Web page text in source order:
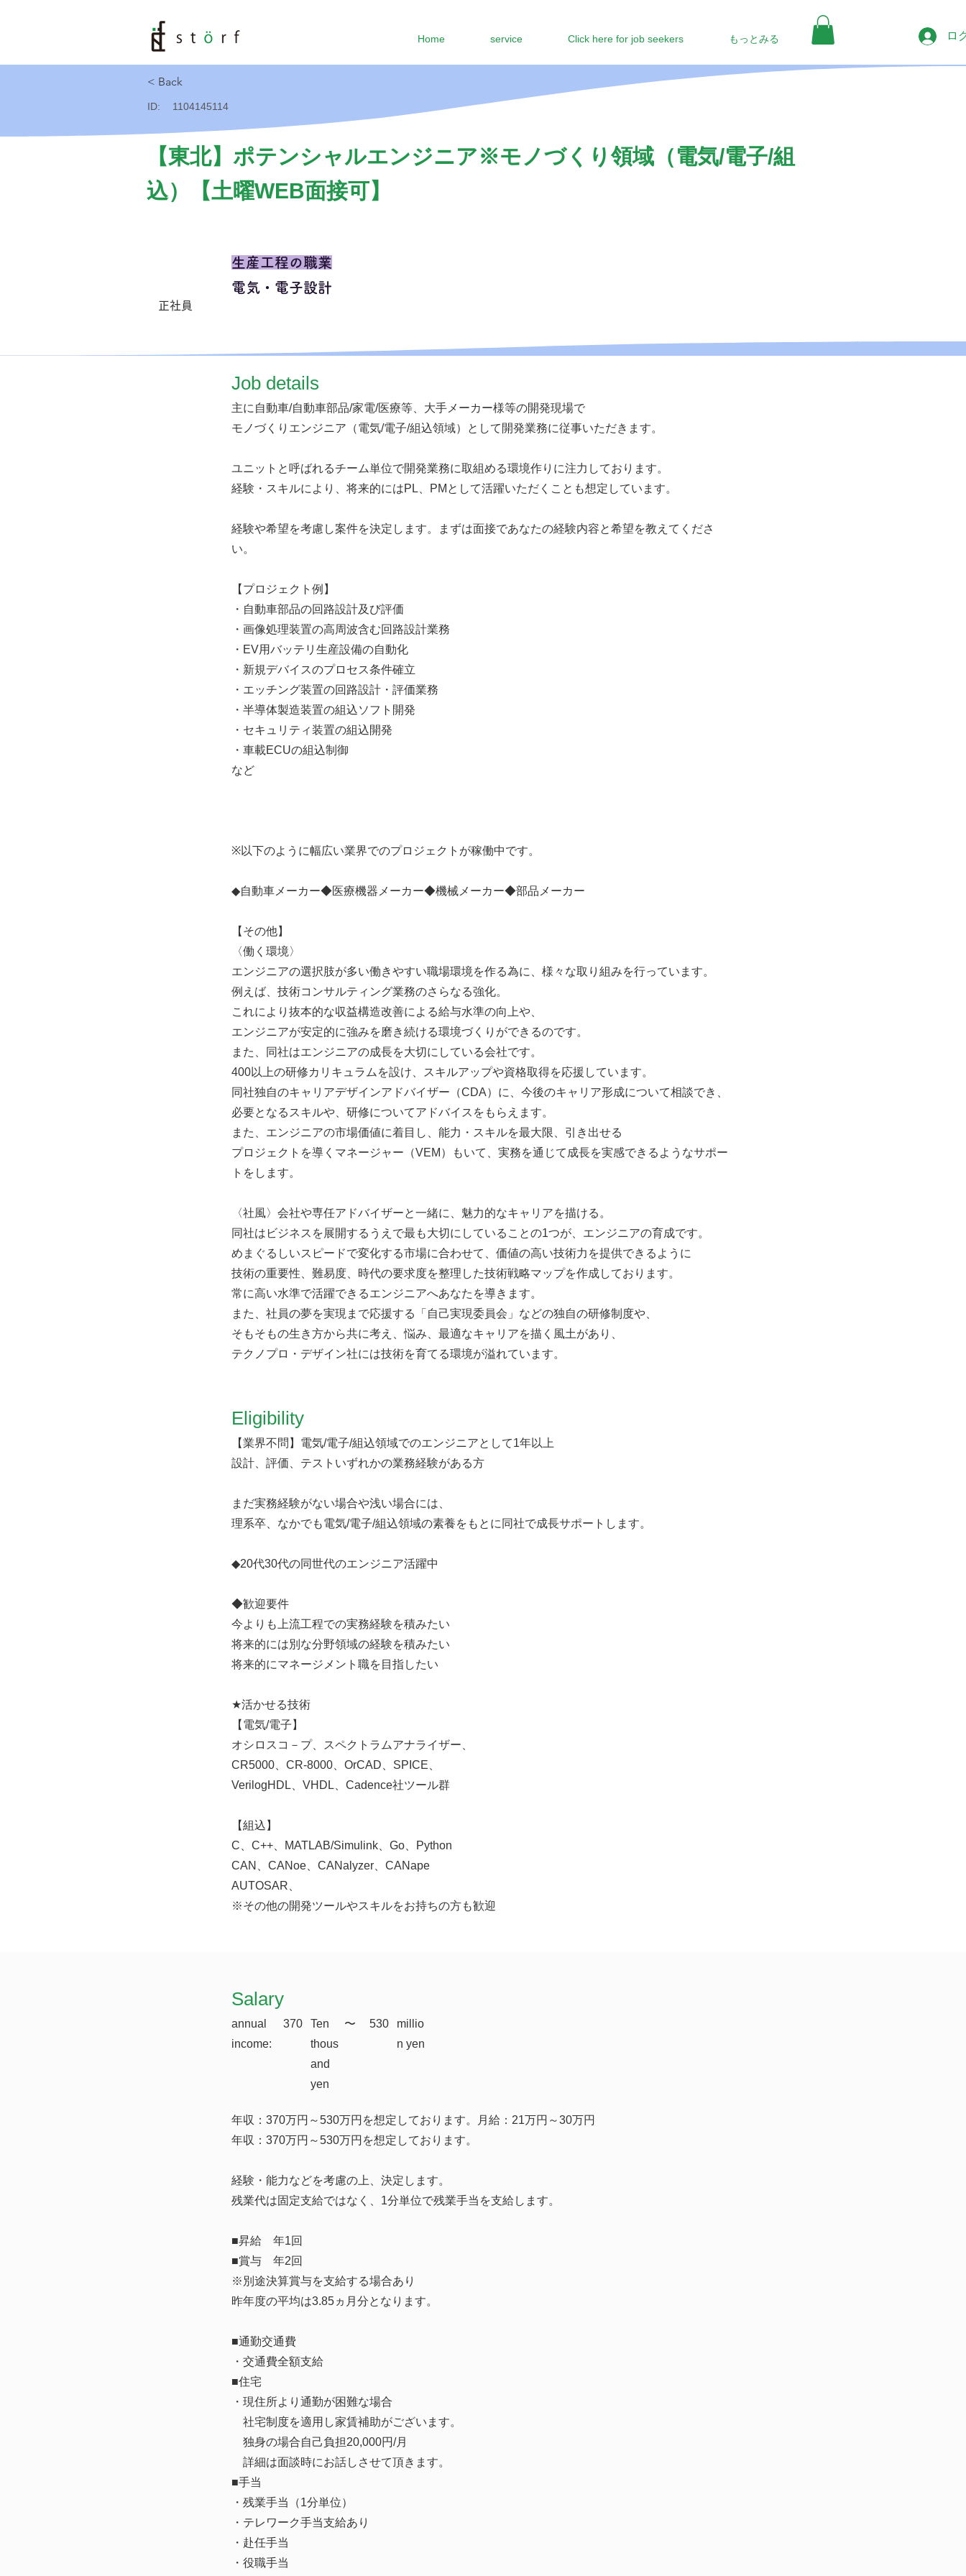
Home service Click here for job seekers もっとみる ロ
< Back
ID: 1104145114
【東北】ポテンシャルエンジニア※モノづくり領域（電気/電子/組
込）【土曜WEB面接可】
正社員
生産工程の職業
電気・電子設計
​Job details
主に自動車/自動車部品/家電/医療等、大手メーカー様等の開発現場で
モノづくりエンジニア（電気/電子/組込領域）として開発業務に従事いただきます。
ユニットと呼ばれるチーム単位で開発業務に取組める環境作りに注力しております。
経験・スキルにより、将来的にはPL、PMとして活躍いただくことも想定しています。
経験や希望を考慮し案件を決定します。まずは面接であなたの経験内容と希望を教えてくださ
い。
【プロジェクト例】
・自動車部品の回路設計及び評価
・画像処理装置の高周波含む回路設計業務
・EV用バッテリ生産設備の自動化
・新規デバイスのプロセス条件確立
・エッチング装置の回路設計・評価業務
・半導体製造装置の組込ソフト開発
・セキュリティ装置の組込開発
・車載ECUの組込制御
など
※以下のように幅広い業界でのプロジェクトが稼働中です。
◆自動車メーカー◆医療機器メーカー◆機械メーカー◆部品メーカー
【その他】
〈働く環境〉
エンジニアの選択肢が多い働きやすい職場環境を作る為に、様々な取り組みを行っています。
例えば、技術コンサルティング業務のさらなる強化。
これにより抜本的な収益構造改善による給与水準の向上や、
エンジニアが安定的に強みを磨き続ける環境づくりができるのです。
また、同社はエンジニアの成長を大切にしている会社です。
400以上の研修カリキュラムを設け、スキルアップや資格取得を応援しています。
同社独自のキャリアデザインアドバイザー（CDA）に、今後のキャリア形成について相談でき、
必要となるスキルや、研修についてアドバイスをもらえます。
また、エンジニアの市場価値に着目し、能力・スキルを最大限、引き出せる
プロジェクトを導くマネージャー（VEM）もいて、実務を通じて成長を実感できるようなサポー
トをします。
〈社風〉会社や専任アドバイザーと一緒に、魅力的なキャリアを描ける。
同社はビジネスを展開するうえで最も大切にしていることの1つが、エンジニアの育成です。
めまぐるしいスピードで変化する市場に合わせて、価値の高い技術力を提供できるように
技術の重要性、難易度、時代の要求度を整理した技術戦略マップを作成しております。
常に高い水準で活躍できるエンジニアへあなたを導きます。
また、社員の夢を実現まで応援する「自己実現委員会」などの独自の研修制度や、
そもそもの生き方から共に考え、悩み、最適なキャリアを描く風土があり、
テクノプロ・デザイン社には技術を育てる環境が溢れています。
Eligibility
【業界不問】電気/電子/組込領域でのエンジニアとして1年以上
設計、評価、テストいずれかの業務経験がある方
まだ実務経験がない場合や浅い場合には、
理系卒、なかでも電気/電子/組込領域の素養をもとに同社で成長サポートします。
◆20代30代の同世代のエンジニア活躍中
◆歓迎要件
今よりも上流工程での実務経験を積みたい
将来的には別な分野領域の経験を積みたい
将来的にマネージメント職を目指したい
★活かせる技術
【電気/電子】
オシロスコ－プ、スペクトラムアナライザー、
CR5000、CR-8000、OrCAD、SPICE、
VerilogHDL、VHDL、Cadence社ツール群
【組込】
C、C++、MATLAB/Simulink、Go、Python
CAN、CANoe、CANalyzer、CANape
AUTOSAR、
※その他の開発ツールやスキルをお持ちの方も歓迎
​Salary
annual
income:
370
Ten
thous
and
yen
​〜 530
millio
n yen
年収：370万円～530万円を想定しております。月給：21万円～30万円
年収：370万円～530万円を想定しております。
経験・能力などを考慮の上、決定します。
残業代は固定支給ではなく、1分単位で残業手当を支給します。
■昇給 年1回
■賞与 年2回
※別途決算賞与を支給する場合あり
昨年度の平均は3.85ヵ月分となります。
■通勤交通費
・交通費全額支給
■住宅
・現住所より通勤が困難な場合
社宅制度を適用し家賃補助がございます。
独身の場合自己負担20,000円/月
詳細は面談時にお話しさせて頂きます。
■手当
・残業手当（1分単位）
・テレワーク手当支給あり
・赴任手当
・役職手当